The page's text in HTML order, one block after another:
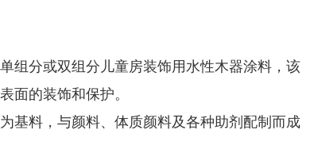
组分或双组分儿童房装饰用水性木器涂料，该
面的装饰和保护。
基料，与颜料、体质颜料及各种助剂配制而成